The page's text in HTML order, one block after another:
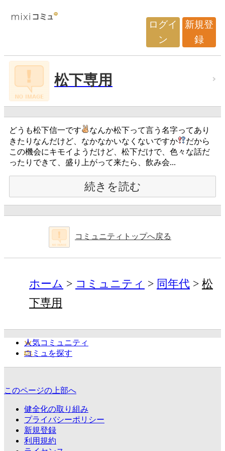
ログイ
ン
新規登
録
松下専用
どうも松下信一です
なんか松下って言う名字ってあり
きたりなんだけど、なかなかいなくないですか
だから
この機会にキモイようだけど、松下だけで、色々な話だ
ったりできて、盛り上がって来たら、飲み会...
続きを読む
コミュニティトップへ戻る
ホーム コミュニティ 同年代
松
下専用
人気コミュニティ
コミュを探す
このページの上部へ
健全化の取り組み
プライバシーポリシー
新規登録
利用規約